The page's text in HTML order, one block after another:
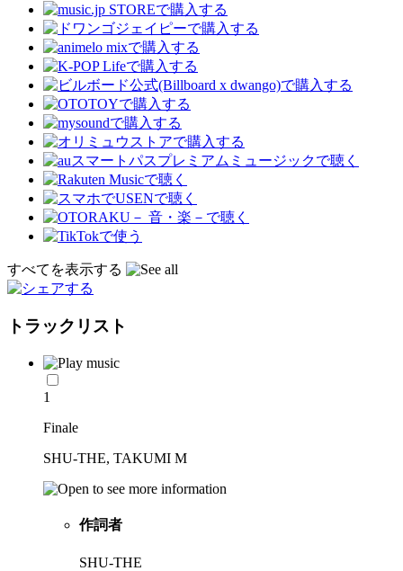
すべてを表示する
トラックリスト
1
Finale
SHU-THE, TAKUMI M
作詞者
SHU-THE